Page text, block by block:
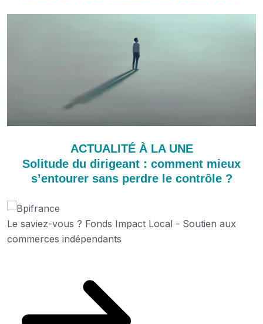
ACTUALITÉ À LA UNE
Solitude du dirigeant : comment mieux
s’entourer sans perdre le contrôle ?
Le saviez-vous ? Fonds Impact Local - Soutien aux
commerces indépendants